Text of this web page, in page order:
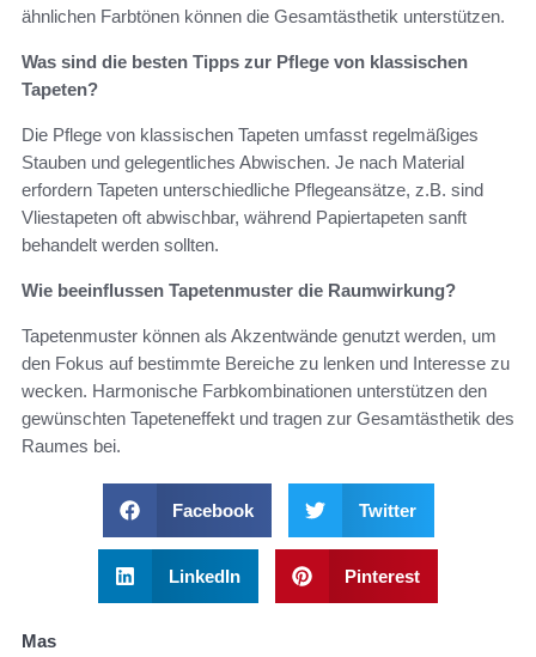
ähnlichen Farbtönen können die Gesamtästhetik unterstützen.
Was sind die besten Tipps zur Pflege von klassischen
Tapeten?
Die Pflege von klassischen Tapeten umfasst regelmäßiges
Stauben und gelegentliches Abwischen. Je nach Material
erfordern Tapeten unterschiedliche Pflegeansätze, z.B. sind
Vliestapeten oft abwischbar, während Papiertapeten sanft
behandelt werden sollten.
Wie beeinflussen Tapetenmuster die Raumwirkung?
Tapetenmuster können als Akzentwände genutzt werden, um
den Fokus auf bestimmte Bereiche zu lenken und Interesse zu
wecken. Harmonische Farbkombinationen unterstützen den
gewünschten Tapeteneffekt und tragen zur Gesamtästhetik des
Raumes bei.
Facebook Twitter
LinkedIn Pinterest
Mas